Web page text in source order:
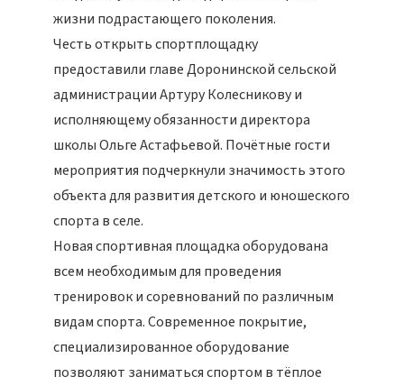
жизни подрастающего поколения.
Честь открыть спортплощадку
предоставили главе Доронинской сельской
администрации Артуру Колесникову и
исполняющему обязанности директора
школы Ольге Астафьевой. Почётные гости
мероприятия подчеркнули значимость этого
объекта для развития детского и юношеского
спорта в селе.
Новая спортивная площадка оборудована
всем необходимым для проведения
тренировок и соревнований по различным
видам спорта. Современное покрытие,
специализированное оборудование
позволяют заниматься спортом в тёплое